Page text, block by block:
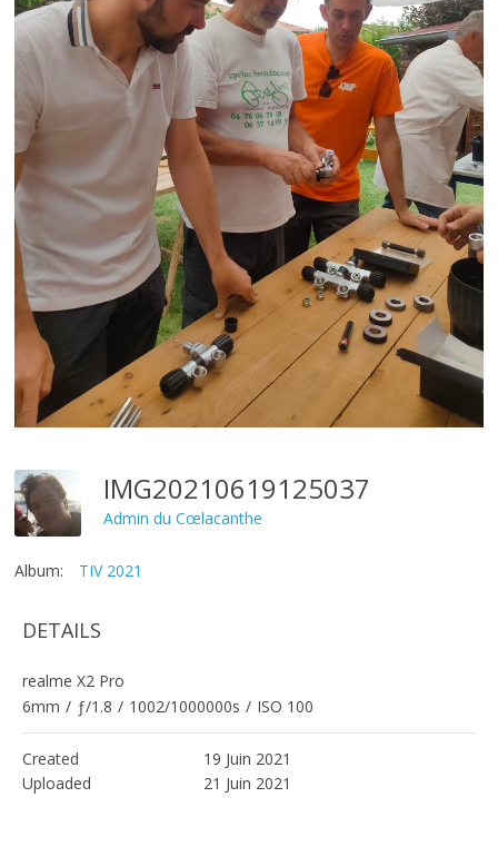
IMG20210619125037
Admin du Cœlacanthe
Album: TIV 2021
DETAILS
realme X2 Pro
6mm / ƒ/1.8 / 1002/1000000s / ISO 100
Created
19 Juin 2021
Uploaded
21 Juin 2021